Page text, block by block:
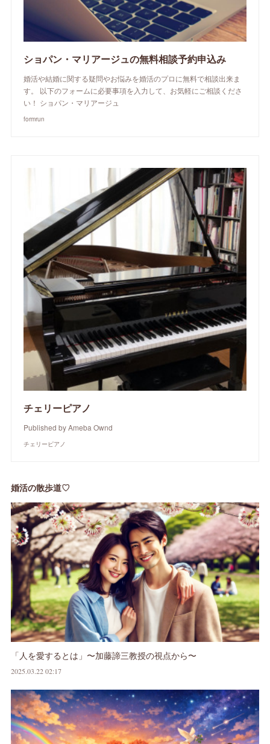
ショパン・マリアージュの無料相談予約申込み
婚活や結婚に関する疑問やお悩みを婚活のプロに無料で相談出来ま
す。 以下のフォームに必要事項を入力して、お気軽にご相談くださ
い！ ショパン・マリアージュ
formrun
チェリーピアノ
Published by Ameba Ownd
チェリーピアノ
婚活の散歩道♡
「人を愛するとは」〜加藤諦三教授の視点から〜
2025.03.22 02:17